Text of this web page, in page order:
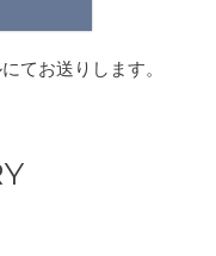
てお送りします。